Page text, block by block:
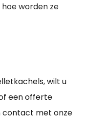
worden ze
wilt u
een offerte
contact met onze